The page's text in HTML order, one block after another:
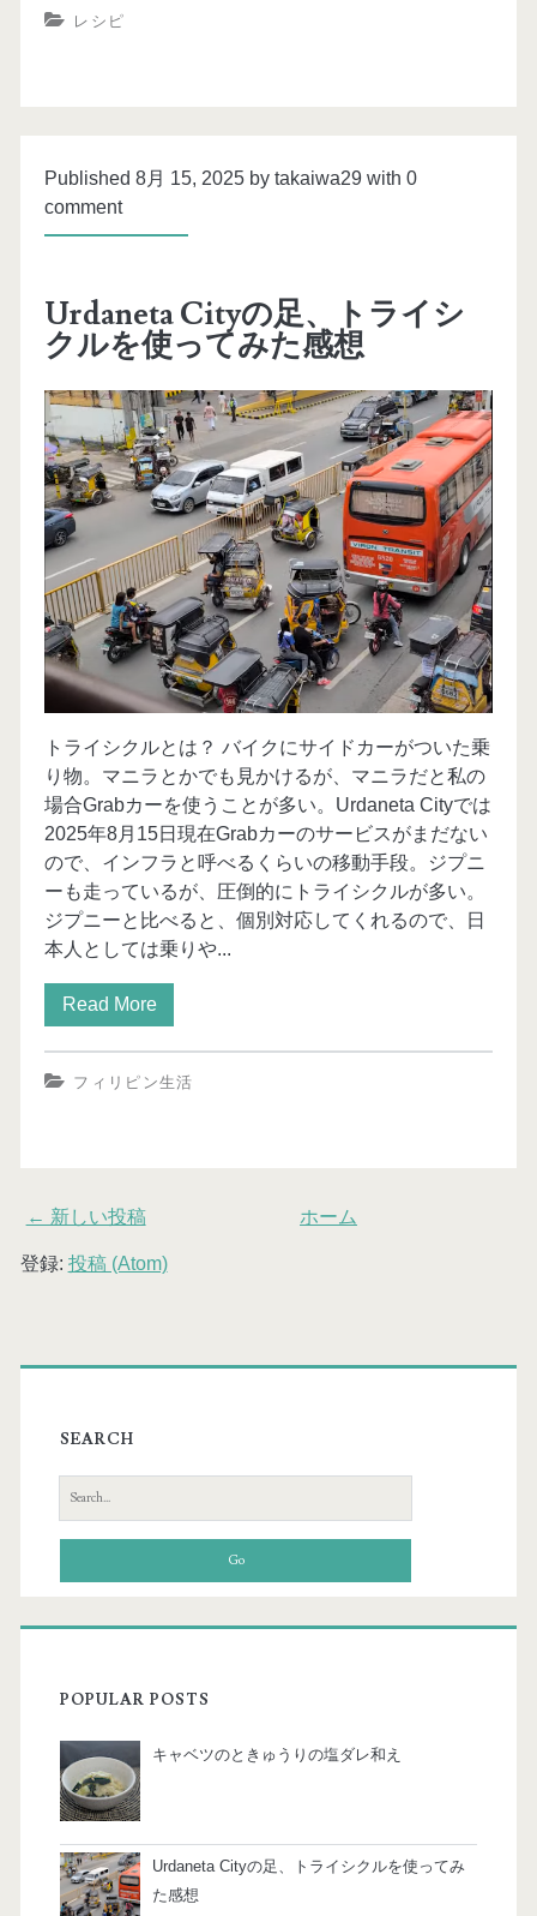
レシピ
Published 8月 15, 2025 by takaiwa29 with0
comment
Urdaneta Cityの足、トライシ
クルを使ってみた感想
トライシクルとは？ バイクにサイドカーがついた乗
り物。マニラとかでも見かけるが、マニラだと私の
場合Grabカーを使うことが多い。Urdaneta Cityでは
2025年8月15日現在Grabカーのサービスがまだない
ので、インフラと呼べるくらいの移動手段。ジプニ
ーも走っているが、圧倒的にトライシクルが多い。
ジプニーと比べると、個別対応してくれるので、日
本人としては乗りや...
Read More
フィリピン生活
← 新しい投稿 ホーム
登録: 投稿 (Atom)
SEARCH
e
h
o
:
POPULAR POSTS
キャベツのときゅうりの塩ダレ和え
Urdaneta Cityの足、トライシクルを使ってみ
た感想